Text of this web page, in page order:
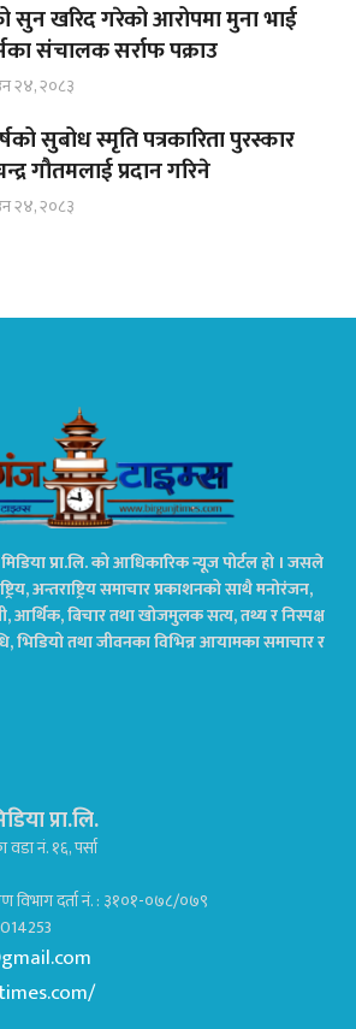
सुन खरिद गरेको आरोपमा मुना भाई
संचालक सर्राफ पक्राउ
२४, २०८३
सुबोध स्मृति पत्रकारिता पुरस्कार
गौतमलाई प्रदान गरिने
२४, २०८३
प्रा.लि. को आधिकारिक न्यूज पोर्टल हो । जसले
अन्तराष्ट्रिय समाचार प्रकाशनको साथै मनोरंजन,
बिचार तथा खोजमुलक सत्य, तथ्य र निस्पक्ष
भिडियो तथा जीवनका विभिन्न आयामका समाचार र
प्रा.लि.
नं. १६, पर्सा
विभाग दर्ता नं. : ३१०१-०७८/०७९